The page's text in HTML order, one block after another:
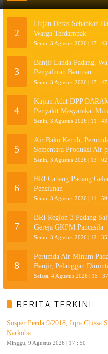
2
Hujan Deras Sebabkan
Warga Terdampak
Senin, 3 Agustus 2026 | 17 : 43
3
Banjir Landa Padang,
Penyaluran Bantuan
Senin, 3 Agustus 2026 | 17 : 47
4
Kajian Adat DPP
Penyakit Masyarakat
Senin, 3 Agustus 2026 | 11 : 43
5
Air Baku Keruh,
Sementara Produksi Air
Senin, 3 Agustus 2026 | 13 : 02
6
BRI Cabang Padang
Pensiunan
Senin, 3 Agustus 2026 | 11 : 59
7
BRI Region 3 Padang
Gereja GKPM Pancasila
Senin, 3 Agustus 2026 | 12 : 35
8
Perumda Air Minum
Banjir, Pelanggan
Selasa, 4 Agustus 2026 | 15 : 37
BERITA TERKINI
Sosper Perda 9/2018, Iqra Chissa
Narkoba
Minggu, 9 Agustus 2026 | 17 : 50